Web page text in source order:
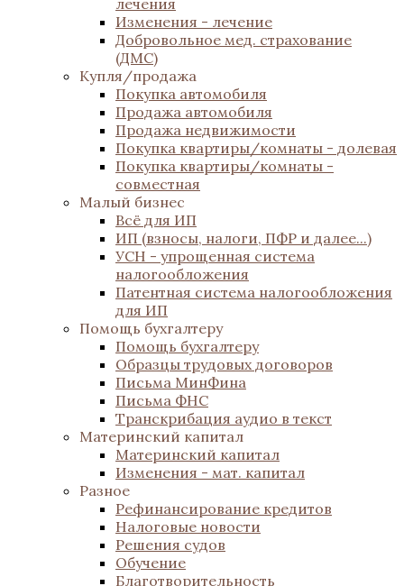
лечения
Изменения - лечение
Добровольное мед. страхование
(ДМС)
Купля/продажа
Покупка автомобиля
Продажа автомобиля
Продажа недвижимости
Покупка квартиры/комнаты - долевая
Покупка квартиры/комнаты -
совместная
Малый бизнес
Всё для ИП
ИП (взносы, налоги, ПФР и далее...)
УСН - упрощенная система
налогообложения
Патентная система налогообложения
для ИП
Помощь бухгалтеру
Помощь бухгалтеру
Образцы трудовых договоров
Письма МинФина
Письма ФНС
Транскрибация аудио в текст
Материнский капитал
Материнский капитал
Изменения - мат. капитал
Разное
Рефинансирование кредитов
Налоговые новости
Решения судов
Обучение
Благотворительность